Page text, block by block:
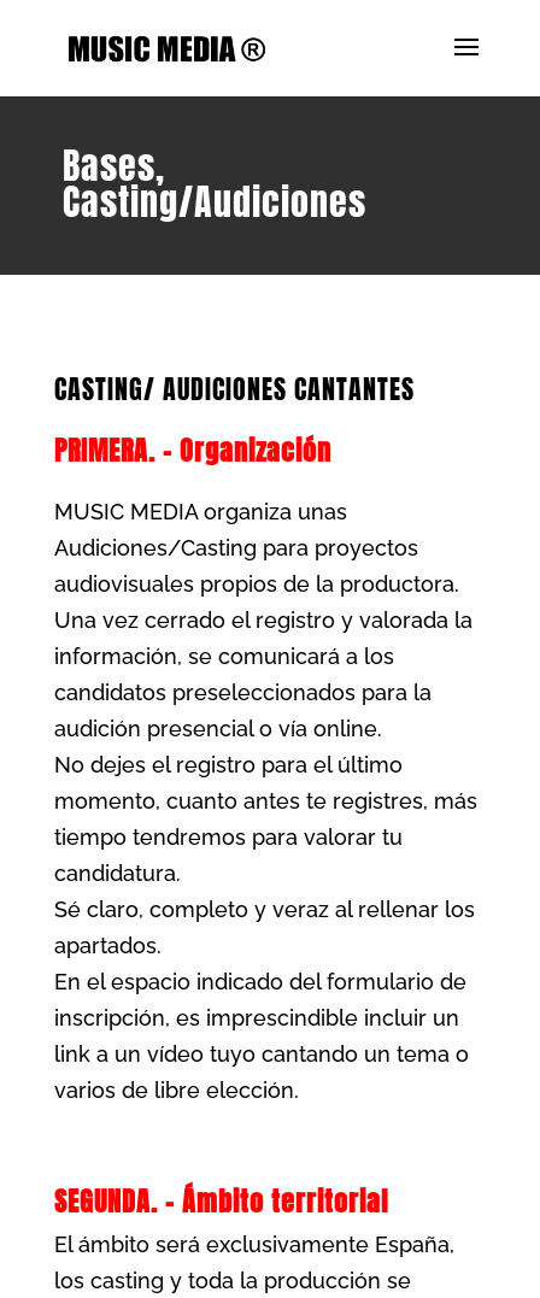
Bases,
Casting/Audiciones
CASTING/ AUDICIONES CANTANTES
PRIMERA. – Organización
MUSIC MEDIA organiza unas
Audiciones/Casting para proyectos
audiovisuales propios de la productora.
Una vez cerrado el registro y valorada la
información, se comunicará a los
candidatos preseleccionados para la
audición presencial o vía online.
No dejes el registro para el último
momento, cuanto antes te registres, más
tiempo tendremos para valorar tu
candidatura.
Sé claro, completo y veraz al rellenar los
apartados.
En el espacio indicado del formulario de
inscripción, es imprescindible incluir un
link a un vídeo tuyo cantando un tema o
varios de libre elección.
SEGUNDA. – Ámbito territorial
El ámbito será exclusivamente España,
los casting y toda la producción se